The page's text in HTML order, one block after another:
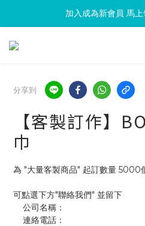
滿300回饋
加入成為新會員 馬
滿300回饋
分享到
【客製訂作】
巾
為 "大量客製商品" 起訂數量 5000
可點選下方"聯絡我們" 並留下
    公司名稱：
    連絡電話：